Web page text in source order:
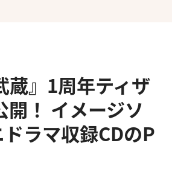
蔵』1周年ティザ
開！ イメージソ
ラマ収録CDのP